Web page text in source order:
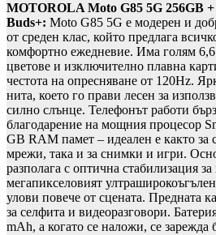
MOTOROLA Moto G85 5G 256GB
Buds+: Moto G85 5G е модерен и
от среден клас, който предлага
комфортно ежедневие. Има голям
цветове и изключително плавна
честота на опресняване от 120Hz.
нита, което го прави лесен за
силно слънце. Телефонът работи
благодарение на мощния процесор
GB RAM памет – идеален е както за
мрежи, така и за снимки и игри.
разполага с оптична стабилизация
мегапикселовият
улови повече от сцената. Предната
за селфита и видеоразговори.
mAh, а когато се наложи, се зарежда